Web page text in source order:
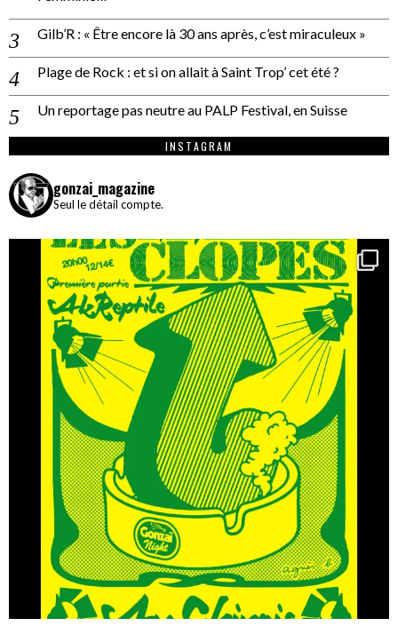
Gilb’R : « Être encore là 30 ans après, c’est miraculeux »
Plage de Rock : et si on allait à Saint Trop’ cet été ?
Un reportage pas neutre au PALP Festival, en Suisse
INSTAGRAM
gonzai_magazine
Seul le détail compte.